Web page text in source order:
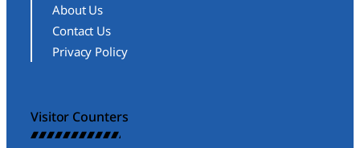
About Us
Contact Us
Privacy Policy
Visitor Counters